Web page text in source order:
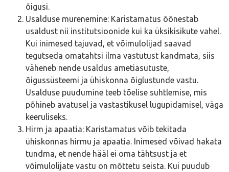
õigusi.
Usalduse murenemine: Karistamatus õõnestab
usaldust nii institutsioonide kui ka üksikisikute vahel.
Kui inimesed tajuvad, et võimulolijad saavad
tegutseda omatahtsi ilma vastutust kandmata, siis
väheneb nende usaldus ametiasutuste,
õigussüsteemi ja ühiskonna õiglustunde vastu.
Usalduse puudumine teeb tõelise suhtlemise, mis
põhineb avatusel ja vastastikusel lugupidamisel, väga
keeruliseks.
Hirm ja apaatia: Karistamatus võib tekitada
ühiskonnas hirmu ja apaatia. Inimesed võivad hakata
tundma, et nende hääl ei oma tähtsust ja et
võimulolijate vastu on mõttetu seista. Kui puudub